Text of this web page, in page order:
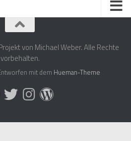
von Michael Weber. Alle Rechte
vorbehalten.
mit dem Hueman-Theme